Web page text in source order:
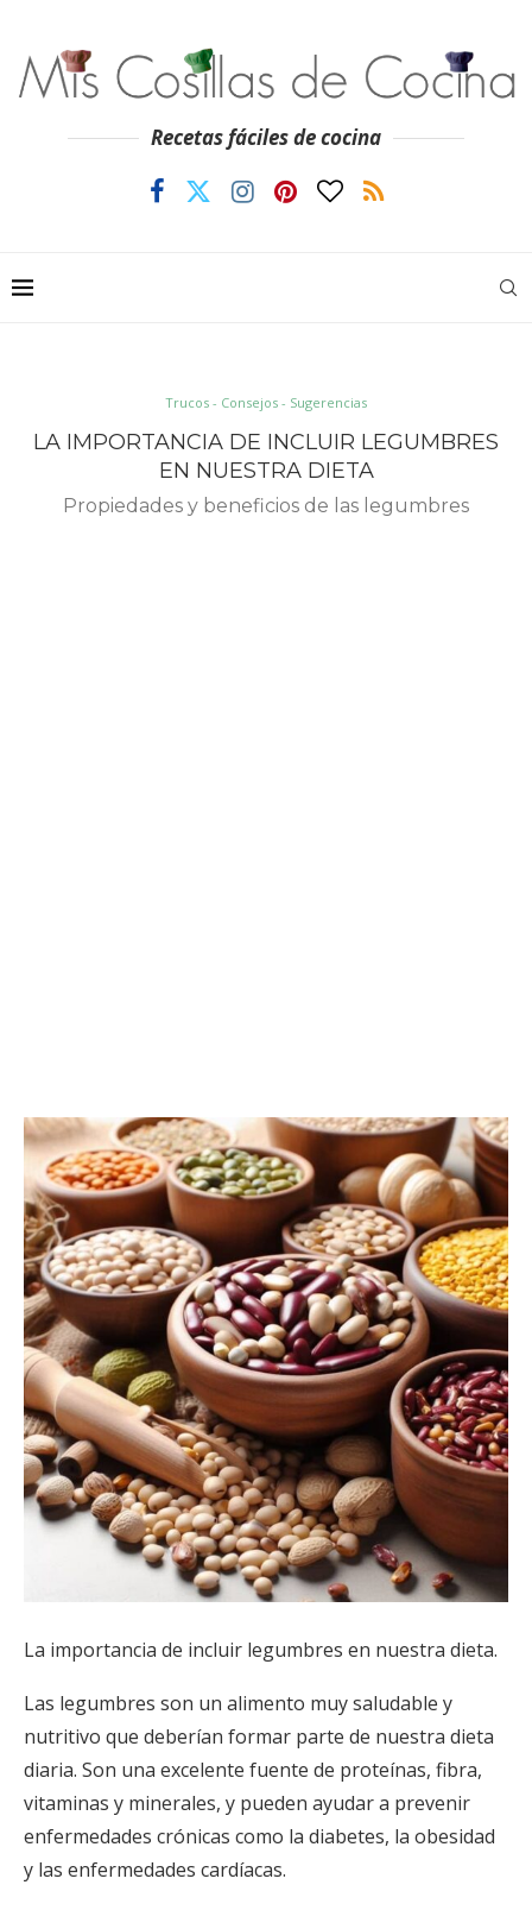
Recetas fáciles de cocina
Trucos - Consejos - Sugerencias
LA IMPORTANCIA DE INCLUIR LEGUMBRES
EN NUESTRA DIETA
Propiedades y beneficios de las legumbres
La importancia de incluir legumbres en nuestra dieta.
Las legumbres son un alimento muy saludable y
nutritivo que deberían formar parte de nuestra dieta
diaria. Son una excelente fuente de proteínas, fibra,
vitaminas y minerales, y pueden ayudar a prevenir
enfermedades crónicas como la diabetes, la obesidad
y las enfermedades cardíacas.